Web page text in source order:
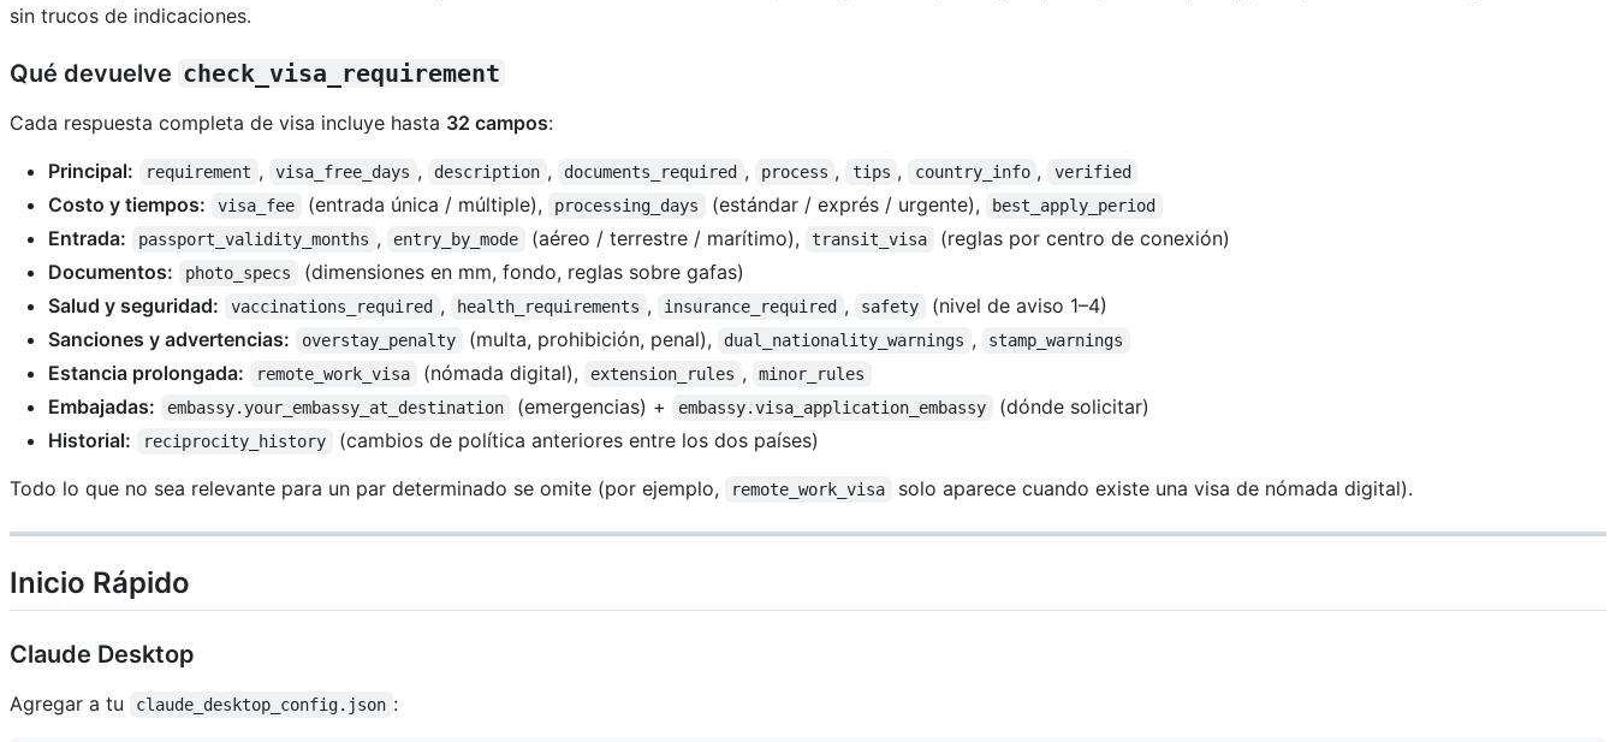
sin trucos de indicaciones.
Qué devuelve check_visa_requirement
Cada respuesta completa de visa incluye hasta 32 campos:
Principal:
requirement , visa_free_days , description , documents_required , process , tips , country_info , verified
Costo y tiempos: visa_fee (entrada única / múltiple), processing_days (estándar / exprés / urgente), best_apply_period
Entrada: passport_validity_months , entry_by_mode (aéreo / terrestre / marítimo), transit_visa
(reglas por centro de conexión)
Documentos:
photo_specs
(dimensiones en mm, fondo, reglas sobre gafas)
Salud y seguridad:
vaccinations_required , health_requirements , insurance_required , safety
(nivel de aviso 1–4)
Sanciones y advertencias:
overstay_penalty (multa, prohibición, penal), dual_nationality_warnings , stamp_warnings
Estancia prolongada: remote_work_visa (nómada digital), extension_rules , minor_rules
Embajadas: embassy.your_embassy_at_destination (emergencias) + embassy.visa_application_embassy
(dónde solicitar)
Historial:
reciprocity_history
(cambios de política anteriores entre los dos países)
Todo lo que no sea relevante para un par determinado se omite (por ejemplo,
remote_work_visa solo aparece cuando existe una visa de nómada digital).
Inicio Rápido
Claude Desktop
Agregar a tu claude_desktop_config.json :